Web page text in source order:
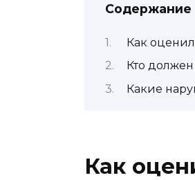
Содержание
Как
Кто
Какие
Как